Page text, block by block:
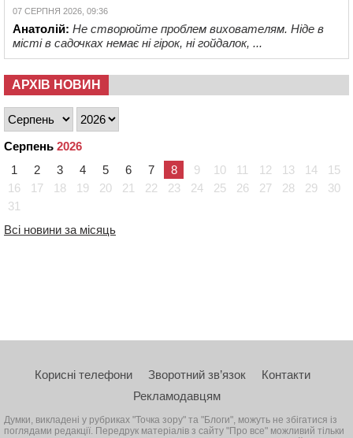
07 СЕРПНЯ 2026, 09:36
Анатолій: Не створюйте проблем вихователям. Ніде в
місті в садочках немає ні гірок, ні гойдалок, ...
АРХІВ НОВИН
Серпень 2026
1
2 3 4 5 6 7 8 9 10 11 12 13 14
15
16
17 18 19 20 21 22 23 24 25 26 27 28 29
30
31
Всі новини за місяць
Корисні телефони Зворотний зв’язок
Контакти
Рекламодавцям
Думки, викладені у рубриках "Точка зору" та "Блоги", можуть не збігатися із
поглядами редакції. Передрук матеріалів з сайту "Про все" можливий тільки